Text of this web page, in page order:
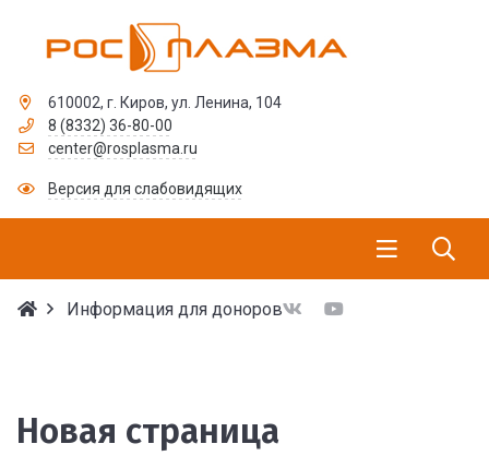
610002, г. Киров, ул. Ленина, 104
8 (8332) 36-80-00
center@rosplasma.ru
Версия для слабовидящих
Информация для доноров
Новая страница